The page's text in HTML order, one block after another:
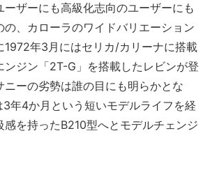
ーザーにも高級化志向のユーザーにも
の、カローラのワイドバリエーション
1972年3月にはセリカ/カリーナに搭載
ンジン「2T-G」を搭載したレビンが登
ニーの劣勢は誰の目にも明らかとな
年4か月という短いモデルライフを経
感を持ったB210型へとモデルチェンジ